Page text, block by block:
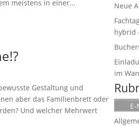
meistens in einer...
Gestaltung und
aber das Familienbrett oder
Und welcher Mehrwert
Neue
hybrid
im